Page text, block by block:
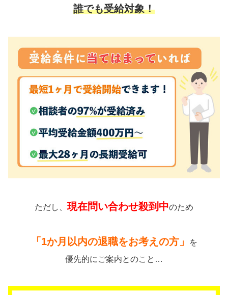
誰でも受給対象！
ただし、現在問い合わせ殺到中のため
「1か月以内の退職をお考えの方」
を
優先的にご案内とのこと…